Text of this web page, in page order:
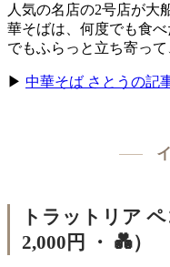
人気の名店の2号店が大
華そばは、何度でも食
でもふらっと立ち寄っ
▶ 中華そば さとうの記
トラットリア
2,000円 ・ 💑）